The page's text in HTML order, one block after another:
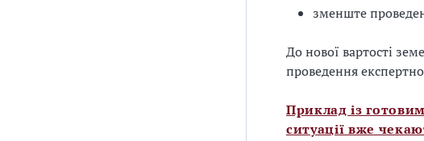
зменште
До нової вартості
проведення
Приклад із
ситуації вже